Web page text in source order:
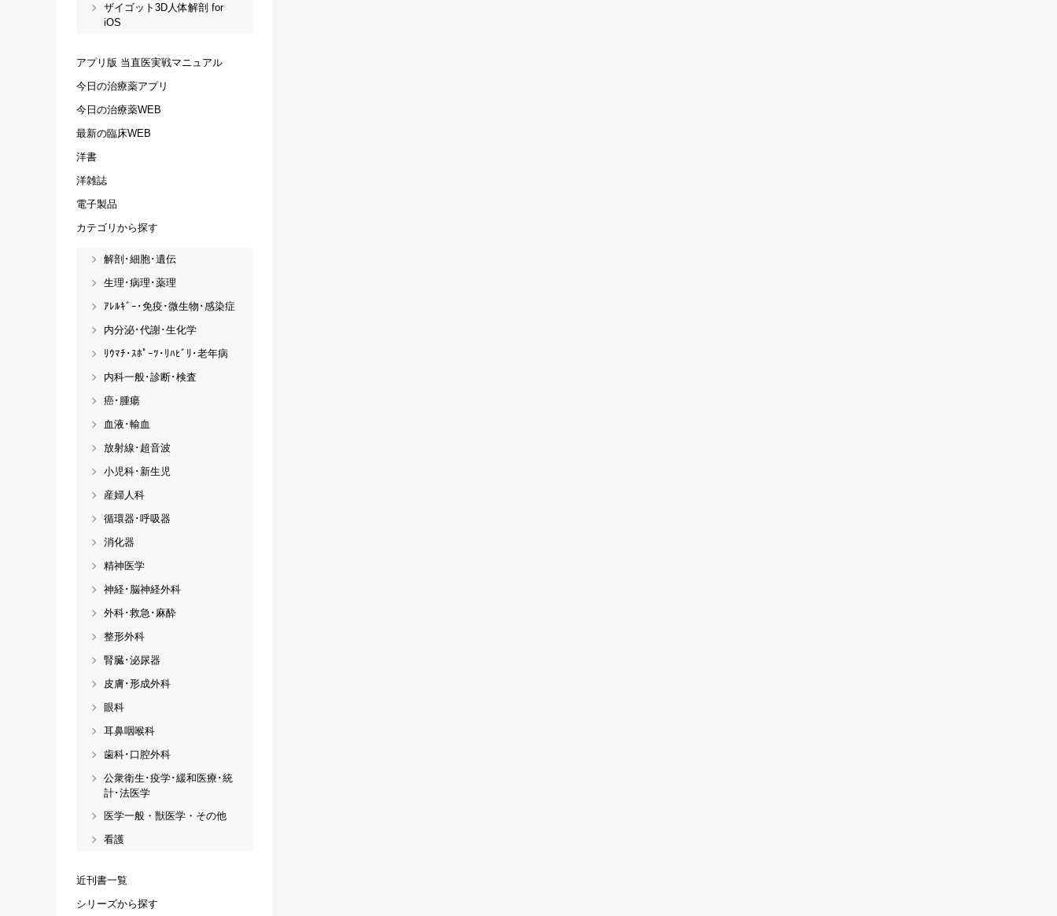
ザイゴット3D人体解剖 for
iOS
アプリ版 当直医実戦マニュアル
今日の治療薬アプリ
今日の治療薬WEB
最新の臨床WEB
洋書
洋雑誌
電子製品
カテゴリから探す
解剖･細胞･遺伝
生理･病理･薬理
ｱﾚﾙｷﾞｰ･免疫･微生物･感染症
内分泌･代謝･生化学
ﾘｳﾏﾁ･ｽﾎﾟｰﾂ･ﾘﾊﾋﾞﾘ･老年病
内科一般･診断･検査
癌･腫瘍
血液･輸血
放射線･超音波
小児科･新生児
産婦人科
循環器･呼吸器
消化器
精神医学
神経･脳神経外科
外科･救急･麻酔
整形外科
腎臓･泌尿器
皮膚･形成外科
眼科
耳鼻咽喉科
歯科･口腔外科
公衆衛生･疫学･緩和医療･統
計･法医学
医学一般・獣医学・その他
看護
近刊書一覧
シリーズから探す